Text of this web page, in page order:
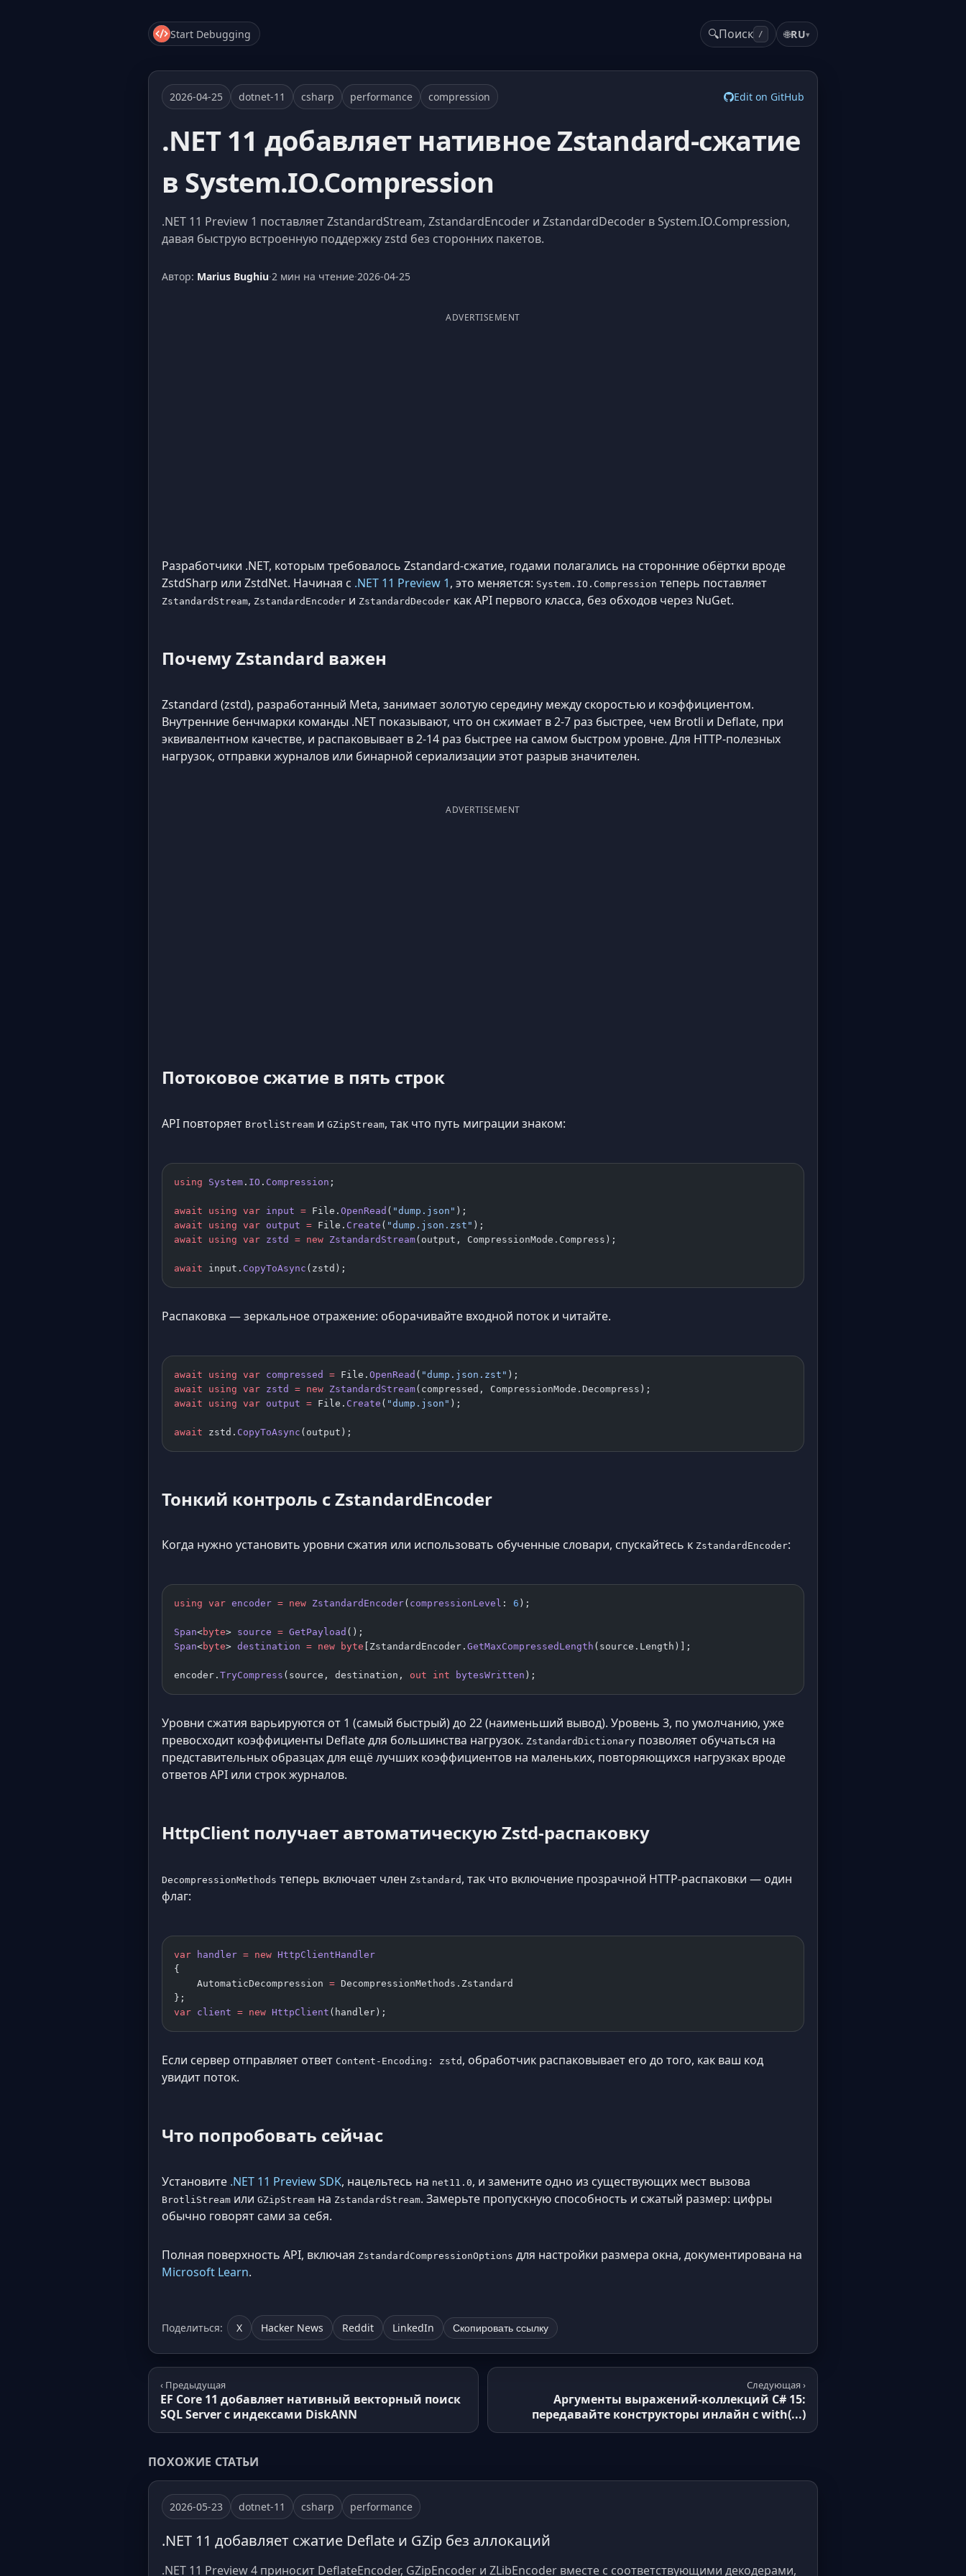
Start Debugging 🔍Поиск / 🌐RU▾
2026-04-25 dotnet-11 csharp performance compression Edit on GitHub
.NET 11 добавляет нативное Zstandard-сжатие
в System.IO.Compression
.NET 11 Preview 1 поставляет ZstandardStream, ZstandardEncoder и ZstandardDecoder в System.IO.Compression,
давая быструю встроенную поддержку zstd без сторонних пакетов.
Автор: Marius Bughiu·2 мин на чтение·2026-04-25
ADVERTISEMENT
Разработчики .NET, которым требовалось Zstandard-сжатие, годами полагались на сторонние обёртки вроде
ZstdSharp или ZstdNet. Начиная с .NET 11 Preview 1, это меняется: System.IO.Compression теперь поставляет
ZstandardStream, ZstandardEncoder и ZstandardDecoder как API первого класса, без обходов через NuGet.
Почему Zstandard важен
Zstandard (zstd), разработанный Meta, занимает золотую середину между скоростью и коэффициентом.
Внутренние бенчмарки команды .NET показывают, что он сжимает в 2-7 раз быстрее, чем Brotli и Deflate, при
эквивалентном качестве, и распаковывает в 2-14 раз быстрее на самом быстром уровне. Для HTTP-полезных
нагрузок, отправки журналов или бинарной сериализации этот разрыв значителен.
ADVERTISEMENT
Потоковое сжатие в пять строк
API повторяет BrotliStream и GZipStream, так что путь миграции знаком:
using System . IO . Compression ;
await using var input = File. OpenRead ( "dump.json" );
await using var output = File. Create ( "dump.json.zst" );
await using var zstd = new ZstandardStream(output, CompressionMode.Compress);
await input. CopyToAsync (zstd);
Распаковка — зеркальное отражение: оборачивайте входной поток и читайте.
await using var compressed = File. OpenRead ( "dump.json.zst" );
await using var zstd = new ZstandardStream(compressed, CompressionMode.Decompress);
await using var output = File. Create ( "dump.json" );
await zstd. CopyToAsync (output);
Тонкий контроль с ZstandardEncoder
Когда нужно установить уровни сжатия или использовать обученные словари, спускайтесь к ZstandardEncoder:
using var encoder = new ZstandardEncoder( compressionLevel : 6 );
Span<byte> source = GetPayload ();
Span<byte> destination = new byte [ZstandardEncoder. GetMaxCompressedLength (source.Length)];
encoder. TryCompress (source, destination, out int bytesWritten );
Уровни сжатия варьируются от 1 (самый быстрый) до 22 (наименьший вывод). Уровень 3, по умолчанию, уже
превосходит коэффициенты Deflate для большинства нагрузок. ZstandardDictionary позволяет обучаться на
представительных образцах для ещё лучших коэффициентов на маленьких, повторяющихся нагрузках вроде
ответов API или строк журналов.
HttpClient получает автоматическую Zstd-распаковку
DecompressionMethods теперь включает член Zstandard , так что включение прозрачной HTTP-распаковки — один
флаг:
var handler = new HttpClientHandler
{
    AutomaticDecompression
= DecompressionMethods.Zstandard
};
var client = new HttpClient (handler);
Если сервер отправляет ответ Content-Encoding: zstd , обработчик распаковывает его до того, как ваш код
увидит поток.
Что попробовать сейчас
Установите .NET 11 Preview SDK, нацельтесь на net11.0, и замените одно из существующих мест вызова
BrotliStream или GZipStream на ZstandardStream. Замерьте пропускную способность и сжатый размер: цифры
обычно говорят сами за себя.
Полная поверхность API, включая ZstandardCompressionOptions для настройки размера окна, документирована на
Microsoft Learn.
Поделиться: X Hacker News Reddit LinkedIn Скопировать ссылку
‹ Предыдущая
EF Core 11 добавляет нативный векторный поиск
SQL Server с индексами DiskANN
Следующая ›
Аргументы выражений-коллекций C# 15:
передавайте конструкторы инлайн с with(...)
ПОХОЖИЕ СТАТЬИ
2026-05-23 dotnet-11 csharp performance
.NET 11 добавляет сжатие Deflate и GZip без аллокаций
.NET 11 Preview 4 приносит DeflateEncoder, GZipEncoder и ZLibEncoder вместе с соответствующими декодерами,